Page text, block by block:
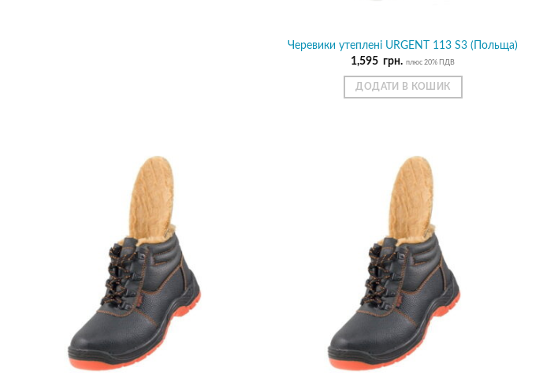
Черевики утеплені URGENT 113 S3 (Польща)
1,595 грн. плюс 20% ПДВ
ДОДАТИ В КОШИК